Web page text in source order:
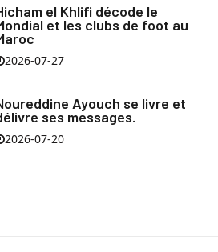
el Khlifi décode le
et les clubs de foot au
2026-07-27
Ayouch se livre et
ses messages.
2026-07-20